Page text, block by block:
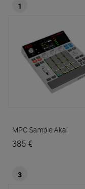
1
MPC SampleAkai
385 €
3